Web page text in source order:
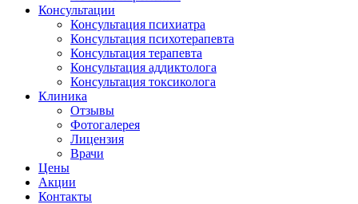
Консультации
Консультация психиатра
Консультация психотерапевта
Консультация терапевта
Консультация аддиктолога
Консультация токсиколога
Клиника
Отзывы
Фотогалерея
Лицензия
Врачи
Цены
Акции
Контакты